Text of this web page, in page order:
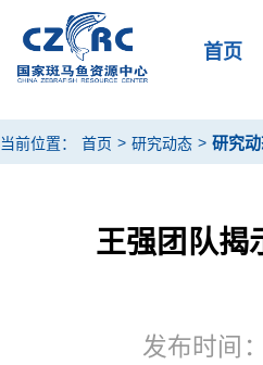
首页
当前位置： 首页 > 研究动态 > 研究
王强团队揭
发布时间